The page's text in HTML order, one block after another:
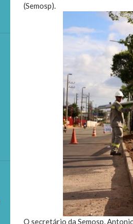
(Semosp).
O secretário da Semosp,